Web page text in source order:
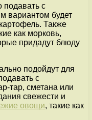
подавать с
вариантом будет
Также
как морковь,
придадут блюду
подойдут для
с
тар, сметана или
свежести и
овощи, такие как